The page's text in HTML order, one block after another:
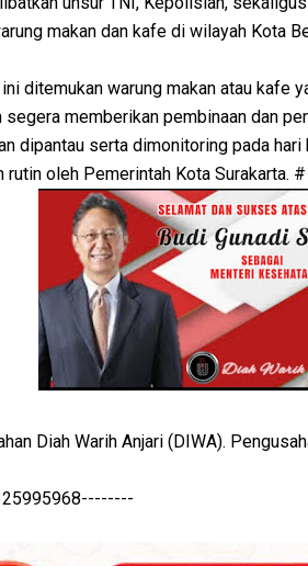
makan dan kafe di wilayah Kota
ditemukan warung makan atau kafe
segera memberikan pembinaan dan
dipantau serta dimonitoring pada hari
rutin oleh Pemerintah Kota Surakarta.
Warih Anjari (DIWA). Pengusaha